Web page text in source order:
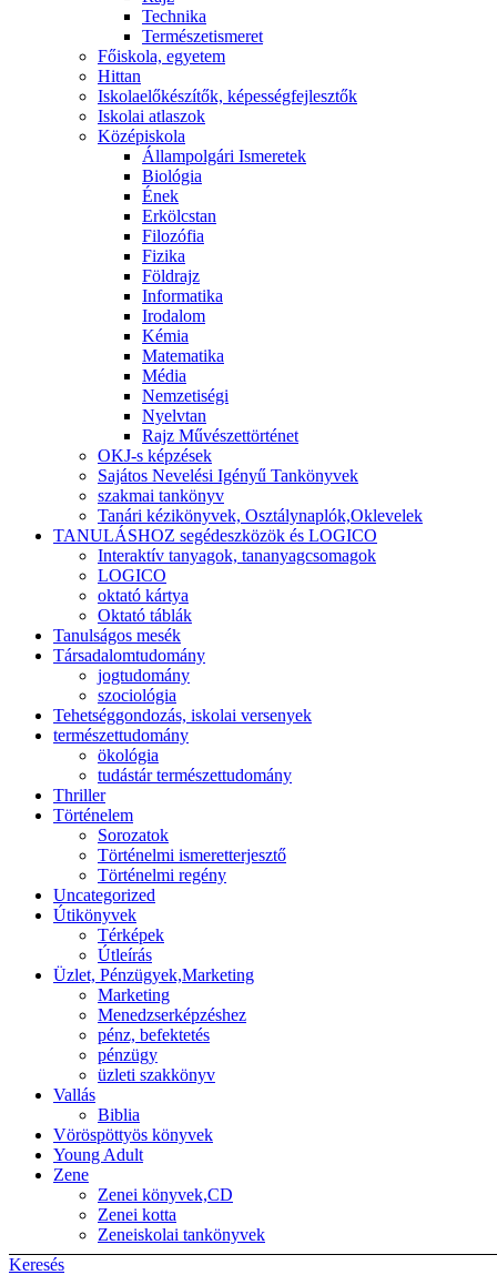
Keresés
Technika
Természetismeret
Főiskola, egyetem
Hittan
Iskolaelőkészítők, képességfejlesztők
Iskolai atlaszok
Középiskola
Állampolgári Ismeretek
Biológia
Ének
Erkölcstan
Filozófia
Fizika
Földrajz
Informatika
Irodalom
Kémia
Matematika
Média
Nemzetiségi
Nyelvtan
Rajz Művészettörténet
OKJ-s képzések
Sajátos Nevelési Igényű Tankönyvek
szakmai tankönyv
Tanári kézikönyvek, Osztálynaplók,Oklevelek
TANULÁSHOZ segédeszközök és LOGICO
Interaktív tanyagok, tananyagcsomagok
LOGICO
oktató kártya
Oktató táblák
Tanulságos mesék
Társadalomtudomány
jogtudomány
szociológia
Tehetséggondozás, iskolai versenyek
természettudomány
ökológia
tudástár természettudomány
Thriller
Történelem
Sorozatok
Történelmi ismeretterjesztő
Történelmi regény
Uncategorized
Útikönyvek
Térképek
Útleírás
Üzlet, Pénzügyek,Marketing
Marketing
Menedzserképzéshez
pénz, befektetés
pénzügy
üzleti szakkönyv
Vallás
Biblia
Vöröspöttyös könyvek
Young Adult
Zene
Zenei könyvek,CD
Zenei kotta
Zeneiskolai tankönyvek